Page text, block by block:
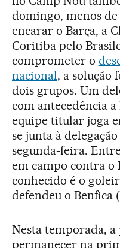
domingo, menos de
encarar o Barça, a
Coritiba pelo
comprometer o
nacional, a solução
dois grupos. Um
com antecedência
equipe titular joga
se junta à
segunda-feira.
em campo contra o
conhecido é o
defendeu o Benfica
Nesta temporada,
permanecer na